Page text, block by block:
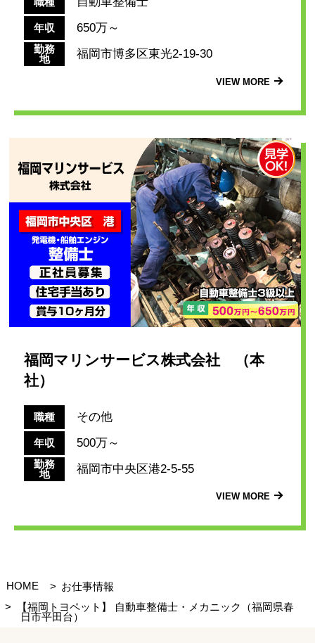
年収 650万～
勤務
地
福岡市博多区東光2-19-30
VIEW MORE
福岡マリンサービス株式会社 （本
社）
職種 その他
年収 500万～
勤務
地
福岡市中央区港2-5-55
VIEW MORE
HOME
お仕事情報
【福岡トヨペット】 自動車整備士・メカニック（福岡県春
日市平田台）